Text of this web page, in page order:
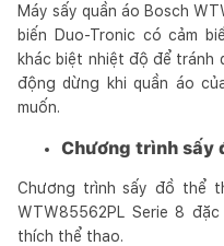
Máy sấy quần áo Bosch
biến Duo-Tronic có cảm
khác biệt nhiệt độ để tránh
động dừng khi quần áo
muốn.
Chương trình sấy
Chương trình sấy đồ thể
WTW85562PL Serie 8
thích thể thao.